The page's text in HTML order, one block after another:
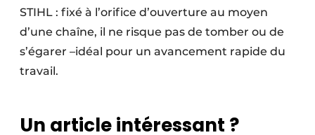
STIHL : fixé à l’orifice d’ouverture au moyen
d’une chaîne, il ne risque pas de tomber ou de
s’égarer –idéal pour un avancement rapide du
travail.
Un article intéressant ?